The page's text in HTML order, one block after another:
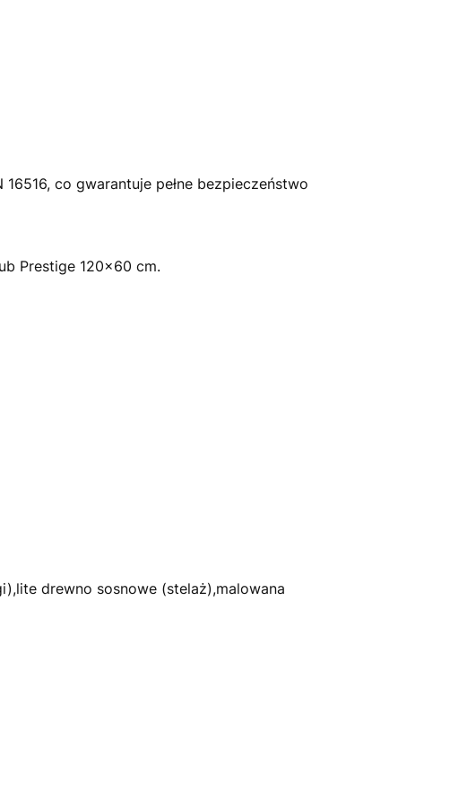
co gwarantuje pełne bezpieczeństwo
Prestige 120x60 cm.
drewno sosnowe (stelaż),malowana